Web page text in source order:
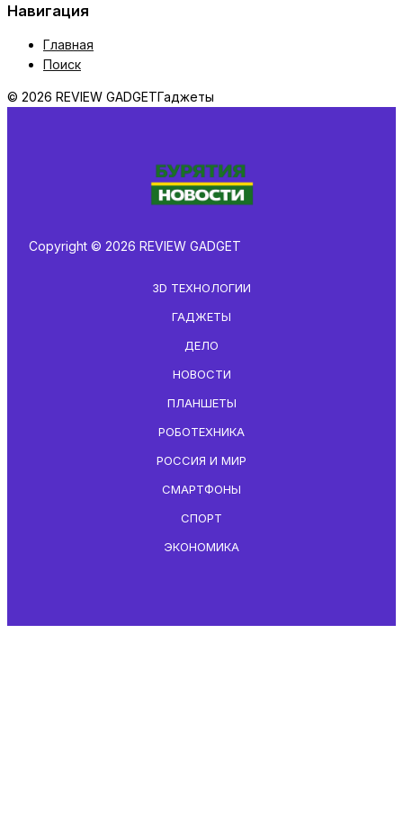
Навигация
Главная
Поиск
© 2026 REVIEW GADGETГаджеты
Copyright © 2026 REVIEW GADGET
3D ТЕХНОЛОГИИ
ГАДЖЕТЫ
ДЕЛО
НОВОСТИ
ПЛАНШЕТЫ
РОБОТЕХНИКА
РОССИЯ И МИР
СМАРТФОНЫ
СПОРТ
ЭКОНОМИКА